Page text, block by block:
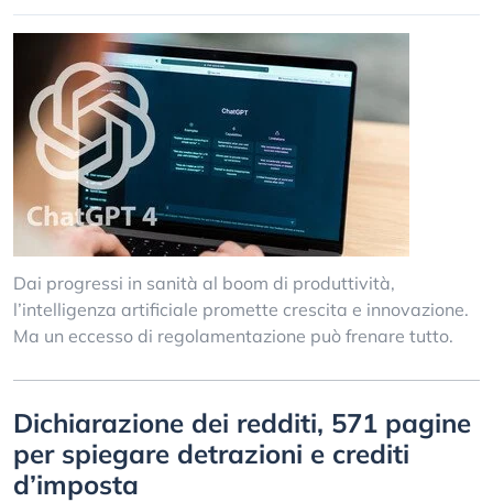
Dai progressi in sanità al boom di produttività,
l’intelligenza artificiale promette crescita e innovazione.
Ma un eccesso di regolamentazione può frenare tutto.
Dichiarazione dei redditi, 571 pagine
per spiegare detrazioni e crediti
d’imposta